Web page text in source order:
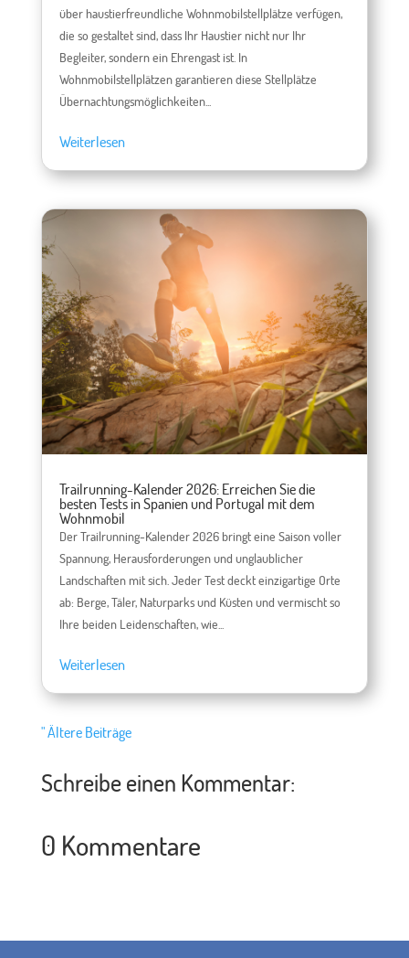
über haustierfreundliche Wohnmobilstellplätze verfügen,
die so gestaltet sind, dass Ihr Haustier nicht nur Ihr
Begleiter, sondern ein Ehrengast ist. In
Wohnmobilstellplätzen garantieren diese Stellplätze
Übernachtungsmöglichkeiten...
Weiterlesen
Trailrunning-Kalender 2026: Erreichen Sie die
besten Tests in Spanien und Portugal mit dem
Wohnmobil
Der Trailrunning-Kalender 2026 bringt eine Saison voller
Spannung, Herausforderungen und unglaublicher
Landschaften mit sich. Jeder Test deckt einzigartige Orte
ab: Berge, Täler, Naturparks und Küsten und vermischt so
Ihre beiden Leidenschaften, wie...
Weiterlesen
" Ältere Beiträge
Schreibe einen Kommentar:
0 Kommentare